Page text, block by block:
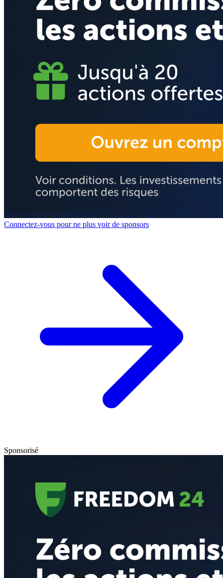
Connectez-vous pour ne plus voir de sponsors
Sponsorisé